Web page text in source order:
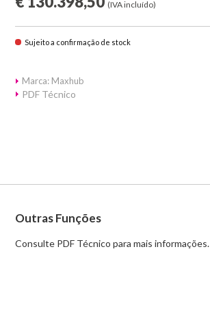
(IVA incluído)
Sujeito a confirmação de stock
Marca: Maxhub
PDF Técnico
Outras Funções
Consulte PDF Técnico para mais informações.